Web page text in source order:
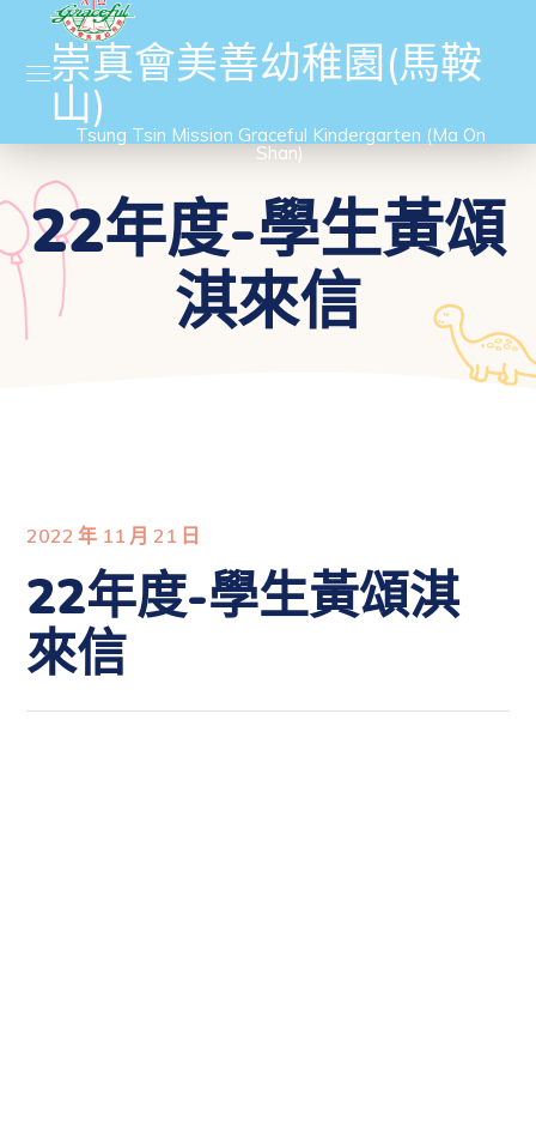
崇真會美善幼稚園(馬鞍
山)
Tsung Tsin Mission Graceful Kindergarten (Ma On
Shan)
22年度-學生黃頌
淇來信
2022 年 11 月 21 日
22年度-學生黃頌淇
來信